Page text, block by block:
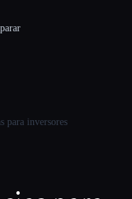
para inversores